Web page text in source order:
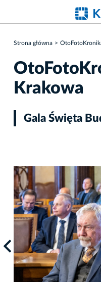
Strona główna
Krakowa
Gala Święta